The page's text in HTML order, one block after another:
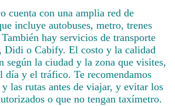
cuenta con una amplia red de
incluye autobuses, metro, trenes
hay servicios de transporte
Didi o Cabify. El costo y la calidad
según la ciudad y la zona que visites,
día y el tráfico. Te recomendamos
las rutas antes de viajar, y evitar los
o que no tengan taxímetro.